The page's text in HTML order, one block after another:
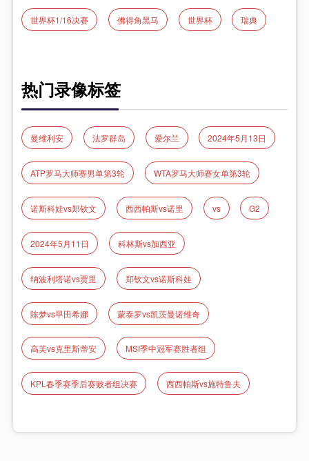
世界杯1/16决赛 佛得角黑马 世界杯 瑞典
热门录像标签
曼维利安 法罗群岛 爱尔兰 2024年5月13日
ATP罗马大师赛男单第3轮 WTA罗马大师赛女单第3轮
诺斯科娃vs郑钦文 西西帕斯vs诺里 vs G2
2024年5月11日 科林斯vs加西亚
纳波利塔诺vs贾里 郑钦文vs诺斯科娃
陈梦vs早田希娜 蒙泰罗vs凯茨曼诺维奇
高芙vs克里斯蒂安 MSI季中冠军赛胜者组
KPL春季赛季后赛败者组决赛 西西帕斯vs施特鲁夫